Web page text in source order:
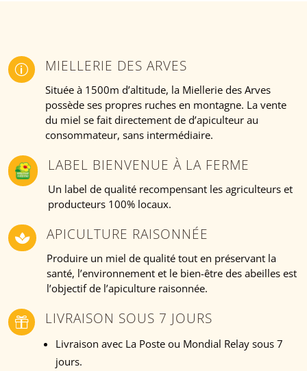
p MIELLERIE DES ARVES
Située à 1500m d’altitude, la Miellerie des Arves
possède ses propres ruches en montagne. La vente
du miel se fait directement de d’apiculteur au
consommateur, sans intermédiaire.
LABEL BIENVENUE À LA FERME
Un label de qualité recompensant les agriculteurs et
producteurs 100% locaux.
 APICULTURE RAISONNÉE
Produire un miel de qualité tout en préservant la
santé, l’environnement et le bien-être des abeilles est
l’objectif de l’apiculture raisonnée.
 LIVRAISON SOUS 7 JOURS
Livraison avec La Poste ou Mondial Relay sous 7
jours.